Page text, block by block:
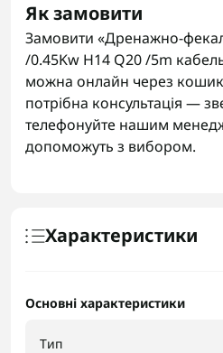
Як замовити
Замовити «Дренажно-
/0.45Kw H14 Q20 /5m
можна онлайн через
потрібна консультація —
телефонуйте нашим
допоможуть з вибором.
Характеристики
Основні характеристики
Тип